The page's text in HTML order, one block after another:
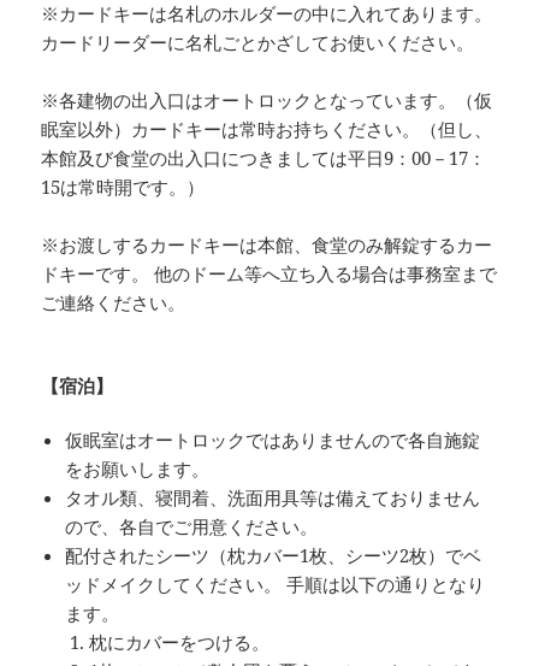
※カードキーは名札のホルダーの中に入れてあります。
カードリーダーに名札ごとかざしてお使いください。
※各建物の出入口はオートロックとなっています。（仮
眠室以外）カードキーは常時お持ちください。（但し、
本館及び食堂の出入口につきましては平日9：00－17：
15は常時開です。）
※お渡しするカードキーは本館、食堂のみ解錠するカー
ドキーです。 他のドーム等へ立ち入る場合は事務室まで
ご連絡ください。
【宿泊】
仮眠室はオートロックではありませんので各自施錠
をお願いします。
タオル類、寝間着、洗面用具等は備えておりません
ので、各自でご用意ください。
配付されたシーツ（枕カバー1枚、シーツ2枚）でベ
ッドメイクしてください。 手順は以下の通りとなり
ます。
枕にカバーをつける。